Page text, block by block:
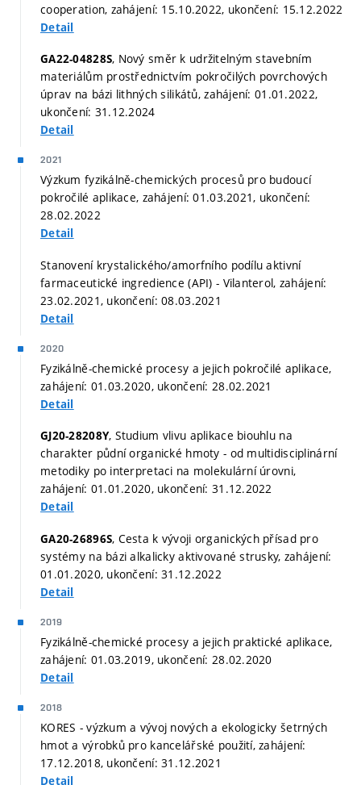
cooperation, zahájení: 15.10.2022, ukončení: 15.12.2022
Detail
GA22-04828S, Nový směr k udržitelným stavebním
materiálům prostřednictvím pokročilých povrchových
úprav na bázi lithných silikátů, zahájení: 01.01.2022,
ukončení: 31.12.2024
Detail
2021
Výzkum fyzikálně-chemických procesů pro budoucí
pokročilé aplikace, zahájení: 01.03.2021, ukončení:
28.02.2022
Detail
Stanovení krystalického/amorfního podílu aktivní
farmaceutické ingredience (API) - Vilanterol, zahájení:
23.02.2021, ukončení: 08.03.2021
Detail
2020
Fyzikálně-chemické procesy a jejich pokročilé aplikace,
zahájení: 01.03.2020, ukončení: 28.02.2021
Detail
GJ20-28208Y, Studium vlivu aplikace biouhlu na
charakter půdní organické hmoty - od multidisciplinární
metodiky po interpretaci na molekulární úrovni,
zahájení: 01.01.2020, ukončení: 31.12.2022
Detail
GA20-26896S, Cesta k vývoji organických přísad pro
systémy na bázi alkalicky aktivované strusky, zahájení:
01.01.2020, ukončení: 31.12.2022
Detail
2019
Fyzikálně-chemické procesy a jejich praktické aplikace,
zahájení: 01.03.2019, ukončení: 28.02.2020
Detail
2018
KORES - výzkum a vývoj nových a ekologicky šetrných
hmot a výrobků pro kancelářské použití, zahájení:
17.12.2018, ukončení: 31.12.2021
Detail